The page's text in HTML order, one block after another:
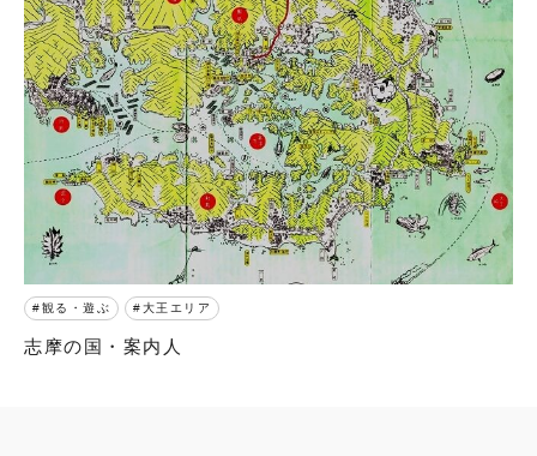
観る・遊ぶ 大王エリア
志摩の国・案内人